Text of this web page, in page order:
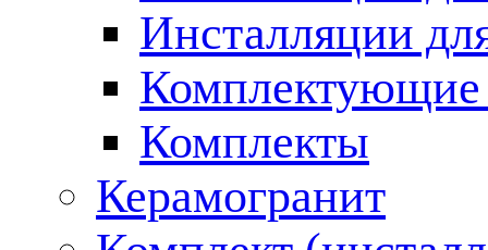
Инсталляции
Комплектующие
Комплекты
Керамогранит